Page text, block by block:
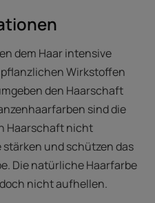
dem Haar intensive
pflanzlichen Wirkstoffen
den Haarschaft
sind die
Haarschaft nicht
stärken und schützen das
Die natürliche Haarfarbe
nicht aufhellen.